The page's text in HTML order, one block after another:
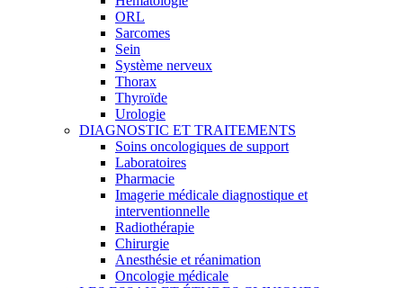
ORL
Sarcomes
Sein
Système nerveux
Thorax
Thyroïde
Urologie
DIAGNOSTIC ET TRAITEMENTS
Soins oncologiques de support
Laboratoires
Pharmacie
Imagerie médicale diagnostique et
interventionnelle
Radiothérapie
Chirurgie
Anesthésie et réanimation
Oncologie médicale